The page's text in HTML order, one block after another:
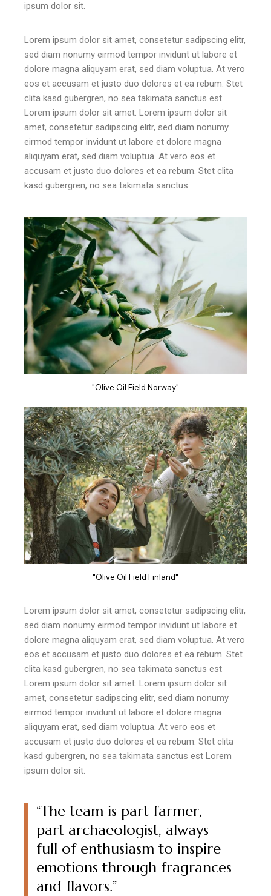
ipsum dolor sit.
Lorem ipsum dolor sit amet, consetetur sadipscing elitr,
sed diam nonumy eirmod tempor invidunt ut labore et
dolore magna aliquyam erat, sed diam voluptua. At vero
eos et accusam et justo duo dolores et ea rebum. Stet
clita kasd gubergren, no sea takimata sanctus est
Lorem ipsum dolor sit amet. Lorem ipsum dolor sit
amet, consetetur sadipscing elitr, sed diam nonumy
eirmod tempor invidunt ut labore et dolore magna
aliquyam erat, sed diam voluptua. At vero eos et
accusam et justo duo dolores et ea rebum. Stet clita
kasd gubergren, no sea takimata sanctus
"Olive Oil Field Norway"
"Olive Oil Field Finland"
Lorem ipsum dolor sit amet, consetetur sadipscing elitr,
sed diam nonumy eirmod tempor invidunt ut labore et
dolore magna aliquyam erat, sed diam voluptua. At vero
eos et accusam et justo duo dolores et ea rebum. Stet
clita kasd gubergren, no sea takimata sanctus est
Lorem ipsum dolor sit amet. Lorem ipsum dolor sit
amet, consetetur sadipscing elitr, sed diam nonumy
eirmod tempor invidunt ut labore et dolore magna
aliquyam erat, sed diam voluptua. At vero eos et
accusam et justo duo dolores et ea rebum. Stet clita
kasd gubergren, no sea takimata sanctus est Lorem
ipsum dolor sit.
“The team is part farmer,
part archaeologist, always
full of enthusiasm to inspire
emotions through fragrances
and flavors.”